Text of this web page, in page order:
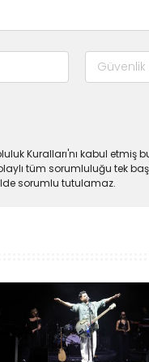
Kuralları'nı kabul etmiş
tüm sorumluluğu tek
sorumlu tutulamaz.